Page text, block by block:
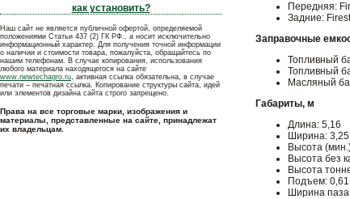
как установить?
Наш сайт не является публичной офертой, определяемой
положениями Статьи 437 (2) ГК РФ., а носит исключительно
информационный характер. Для получения точной информации
о наличии и стоимости товара, пожалуйста, обращайтесь по
нашим телефонам. В случае копирования, использования
любого материала находящегося на сайте
www.newtechagro.ru, активная ссылка обязательна, в случае
печати – печатная ссылка. Копирование структуры сайта, идей
или элементов дизайна сайта строго запрещено.
Права на все торговые марки, изображения и
материалы, представленные на сайте, принадлежат
их владельцам.
Передняя:
Задние:
Заправочные
Топливный
Топливный
Масляный
Габариты, м
Длина: 5,16
Ширина: 3,25
Высота
Высота без
Высота
Подъем: 0,61
Ширина